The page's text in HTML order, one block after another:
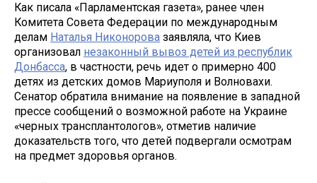
Как писала «Парламентская газета», ранее член
Комитета Совета Федерации по международным
делам Наталья Никонорова заявляла, что Киев
организовал незаконный вывоз детей из республик
Донбасса, в частности, речь идет о примерно 400
детях из детских домов Мариуполя и Волновахи.
Сенатор обратила внимание на появление в западной
прессе сообщений о возможной работе на Украине
«черных трансплантологов», отметив наличие
доказательств того, что детей подвергали осмотрам
на предмет здоровья органов.